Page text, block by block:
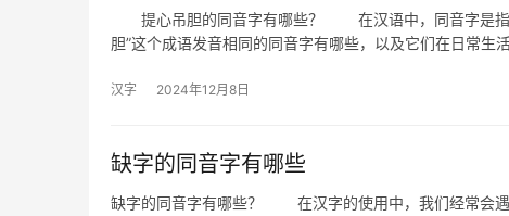
提心吊胆的同音字有哪些？ 在汉语中，同音字是指发
胆”这个成语发音相同的同音字有哪些，以及它们在日常生
汉字 2024年12月8日
缺字的同音字有哪些
缺字的同音字有哪些？ 在汉字的使用中，我们经常会遇